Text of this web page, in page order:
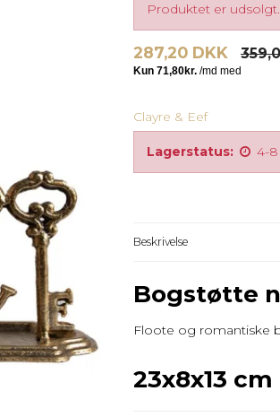
Produktet er udsolgt.
287,20 DKK
Clayre & Eef
Lagerstatus: 4-
Beskrivelse
Bogstøtte
Floote og romantiske
23x8x13 cm